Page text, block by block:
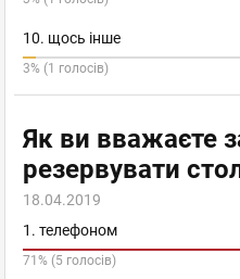
10. щось інше
3% (1 голосів)
Як ви вважаєте
резервувати
18.04.2019
1. телефоном
71% (5 голосів)